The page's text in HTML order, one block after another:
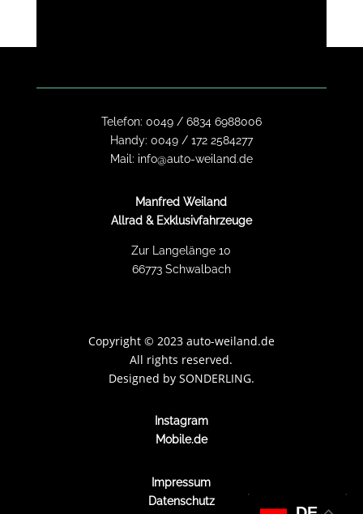
Telefon: 0049 / 6834 6988006
Handy: 0049 / 172 2584277
Mail: info@auto-weiland.de
Manfred Weiland
Allrad & Exklusivfahrzeuge
Zur Langelänge 10
66773 Schwalbach
Copyright © 2023 auto-weiland.de
All rights reserved.
Designed by SONDERLING.
Instagram
Mobile.de
Impressum
Datenschutz